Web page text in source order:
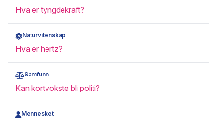
Hva er tyngdekraft?
Naturvitenskap
Hva er hertz?
Samfunn
Kan kortvokste bli politi?
Mennesket